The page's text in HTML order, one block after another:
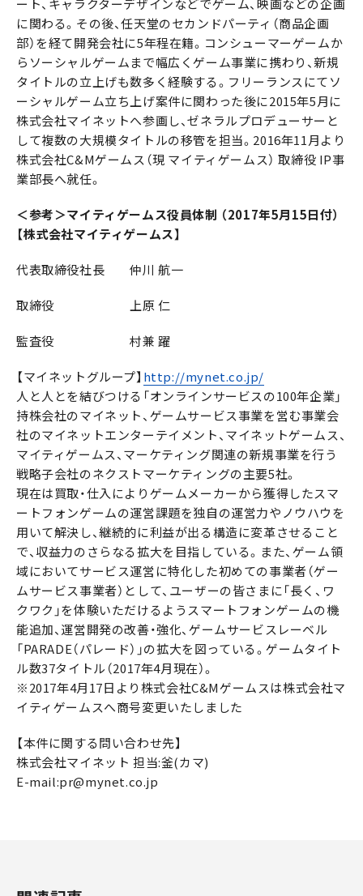
ート、キャラクターデザインなどでゲーム、映画などの企画
に関わる。その後、任天堂のセカンドパーティ（商品企画
部）を経て開発会社に5年程在籍。コンシューマーゲームか
らソーシャルゲームまで幅広くゲーム事業に携わり、新規
タイトルの立上げも数多く経験する。フリーランスにてソ
ーシャルゲーム立ち上げ案件に関わった後に2015年5月に
株式会社マイネットへ参画し、ゼネラルプロデューサーと
して複数の大規模タイトルの移管を担当。2016年11月より
株式会社C&Mゲームス（現 マイティゲームス） 取締役 IP事
業部長へ就任。
＜参考＞マイティゲームス役員体制 （2017年5月15日付）
【株式会社マイティゲームス】
代表取締役社長 仲川 航一
取締役 上原 仁
監査役 村兼 躍
【マイネットグループ】 http://mynet.co.jp/
人と人とを結びつける「オンラインサービスの100年企業」
持株会社のマイネット、ゲームサービス事業を営む事業会
社のマイネットエンターテイメント、マイネットゲームス、
マイティゲームス、マーケティング関連の新規事業を行う
戦略子会社のネクストマーケティングの主要5社。
現在は買取・仕入によりゲームメーカーから獲得したスマ
ートフォンゲームの運営課題を独自の運営力やノウハウを
用いて解決し、継続的に利益が出る構造に変革させること
で、収益力のさらなる拡大を目指している。また、ゲーム領
域においてサービス運営に特化した初めての事業者（ゲー
ムサービス事業者）として、ユーザーの皆さまに「長く、ワ
クワク」を体験いただけるようスマートフォンゲームの機
能追加、運営開発の改善・強化、ゲームサービスレーベル
「PARADE（パレード）」の拡大を図っている。ゲームタイト
ル数37タイトル（2017年4月現在）。
※2017年4月17日より株式会社C&Mゲームスは株式会社マ
イティゲームスへ商号変更いたしました
【本件に関する問い合わせ先】
株式会社マイネット 担当:釜(カマ)
E-mail:pr@mynet.co.jp